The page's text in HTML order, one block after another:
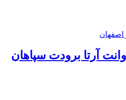
وانت آرتا برودت سپاهان